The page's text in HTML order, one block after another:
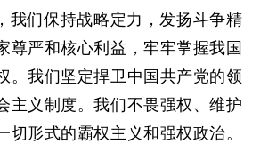
我们保持战略定力，发扬斗争精
尊严和核心利益，牢牢掌握我国
。我们坚定捍卫中国共产党的领
主义制度。我们不畏强权、维护
切形式的霸权主义和强权政治。